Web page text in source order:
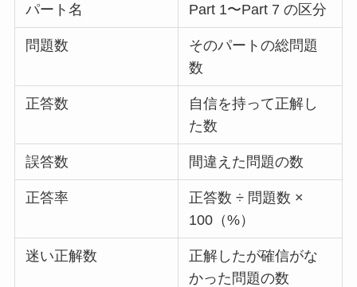
パート名 Part 1〜Part 7 の区分
問題数
そのパートの総問題
数
正答数
自信を持って正解し
た数
誤答数 間違えた問題の数
正答率
正答数 ÷ 問題数 ×
100（%）
迷い正解数
正解したが確信がな
かった問題の数